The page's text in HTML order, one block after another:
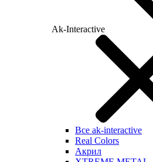
Ak-Interactive
Все ak-interactive
Real Colors
Акрил